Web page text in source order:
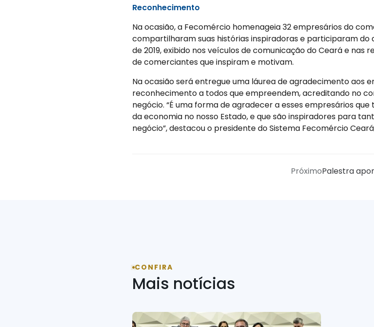
Reconhecimento
Na ocasião, a Fecomércio homenageia 32 empresários do
compartilharam suas histórias inspiradoras e participaram do
de 2019, exibido nos veículos de comunicação do Ceará e nas
de comerciantes que inspiram e motivam.
Na ocasião será entregue uma láurea de agradecimento aos
reconhecimento a todos que empreendem, acreditando no
negócio. “É uma forma de agradecer a esses empresários
da economia no nosso Estado, e que são inspiradores para
negócio”, destacou o presidente do Sistema Fecomércio
PróximoPalestra
CONFIRA
Mais notícias